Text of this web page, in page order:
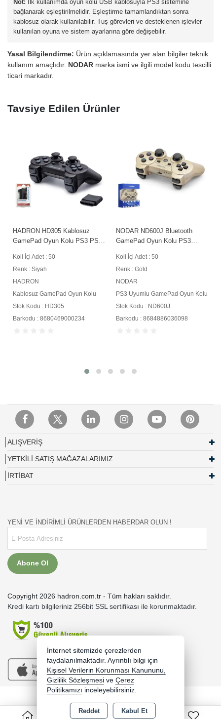
0
Not: İlk kullanımda oyun kolu USB kablosuyla PS3 sistemine
bağlanarak eşleştirilmelidir. Eşleştirme tamamlandıktan sonra
kablosuz olarak kullanılabilir. Tuş görevleri ve desteklenen işlevler
kullanılan oyuna ve sistem ayarlarına göre değişebilir.
Yasal Bilgilendirme: Ürün açıklamasında yer alan bilgiler teknik
kullanım amaçlıdır. NODAR marka ismi ve ilgili model kodu tescilli
ticari markadır.
Tavsiye Edilen Ürünler
HADRON HD305 Kablosuz
GamePad Oyun Kolu PS3 PS2
Koli İçi Adet : 50
Renk : Siyah
HADRON
Kablosuz GamePad Oyun Kolu
Stok Kodu : HD305
Barkodu : 8680469000234
NODAR ND600J Bluetooth
GamePad Oyun Kolu PS3
Koli İçi Adet : 50
Renk : Gold
NODAR
PS3 Uyumlu GamePad Oyun Kolu
Stok Kodu : ND600J
Barkodu : 8684886036098
ALIŞVERİŞ
YETKİLİ SATIŞ MAĞAZALARIMIZ
İRTİBAT
YENİ VE İNDİRİMLİ ÜRÜNLERDEN HABERDAR OLUN !
Abone Ol
Copyright 2026 hadron.com.tr - Tüm hakları saklıdır.
Kredi kartı bilgileriniz 256bit SSL sertifikası ile korunmaktadır.
Bu site AKINSOFT E-Ticaret ile hazırlanmıştır.
İnternet sitemizde çerezlerden
faydalanılmaktadır. Ayrıntılı bilgi için
Kişisel Verilerin Korunması Kanununu,
Gizlilik Sözleşmesi ve Çerez
Politikamızı inceleyebilirsiniz.
Reddet Kabul Et